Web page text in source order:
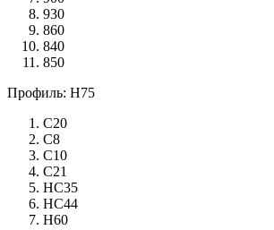
930
860
840
850
Профиль: Н75
С20
С8
С10
С21
НС35
НС44
Н60